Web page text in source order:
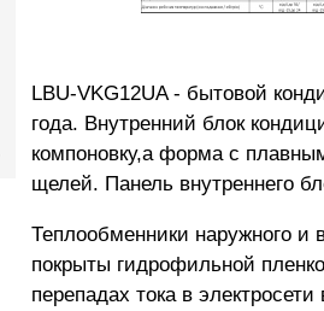
LBU-VKG12UA - бытовой
года. Внутренний блок
компоновку,а форма с
щелей. Панель внутреннего
Теплообменники наружного и
покрыты гидрофильной
перепадах тока в